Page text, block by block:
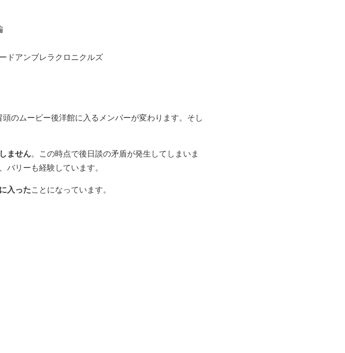
ドアンブレラクロニクルズ
のムービー後洋館に入るメンバーが変わります。そし
ません。この時点で後日談の矛盾が発生してしまいま
リーも経験しています。
入ったことになっています。